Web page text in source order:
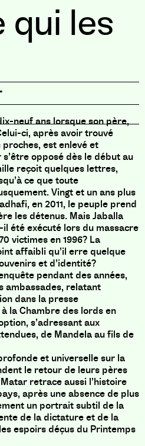
qui les
neuf ans lorsque son père,
ci, après avoir trouvé
est enlevé et
opposé dès le début au
reçoit quelques lettres,
ce que toute
Vingt et un ans plus
en 2011, le peuple prend
les détenus. Mais Jaballa
été exécuté lors du massacre
victimes en 1996? La
affaibli qu’il erre quelque
et d’identité?
pendant des années,
ambassades, relatant
dans la presse
la Chambre des lords en
s’adressant aux
de Mandela au fils de
et universelle sur la
le retour de leurs pères
retrace aussi l’histoire
après une absence de plus
un portrait subtil de la
de la dictature et de la
espoirs déçus du Printemps